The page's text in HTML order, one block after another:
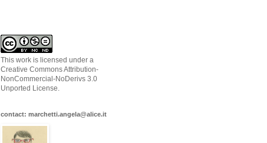
This work is licensed under a
Creative Commons Attribution-
NonCommercial-NoDerivs 3.0
Unported License.
contact: marchetti.angela@alice.it